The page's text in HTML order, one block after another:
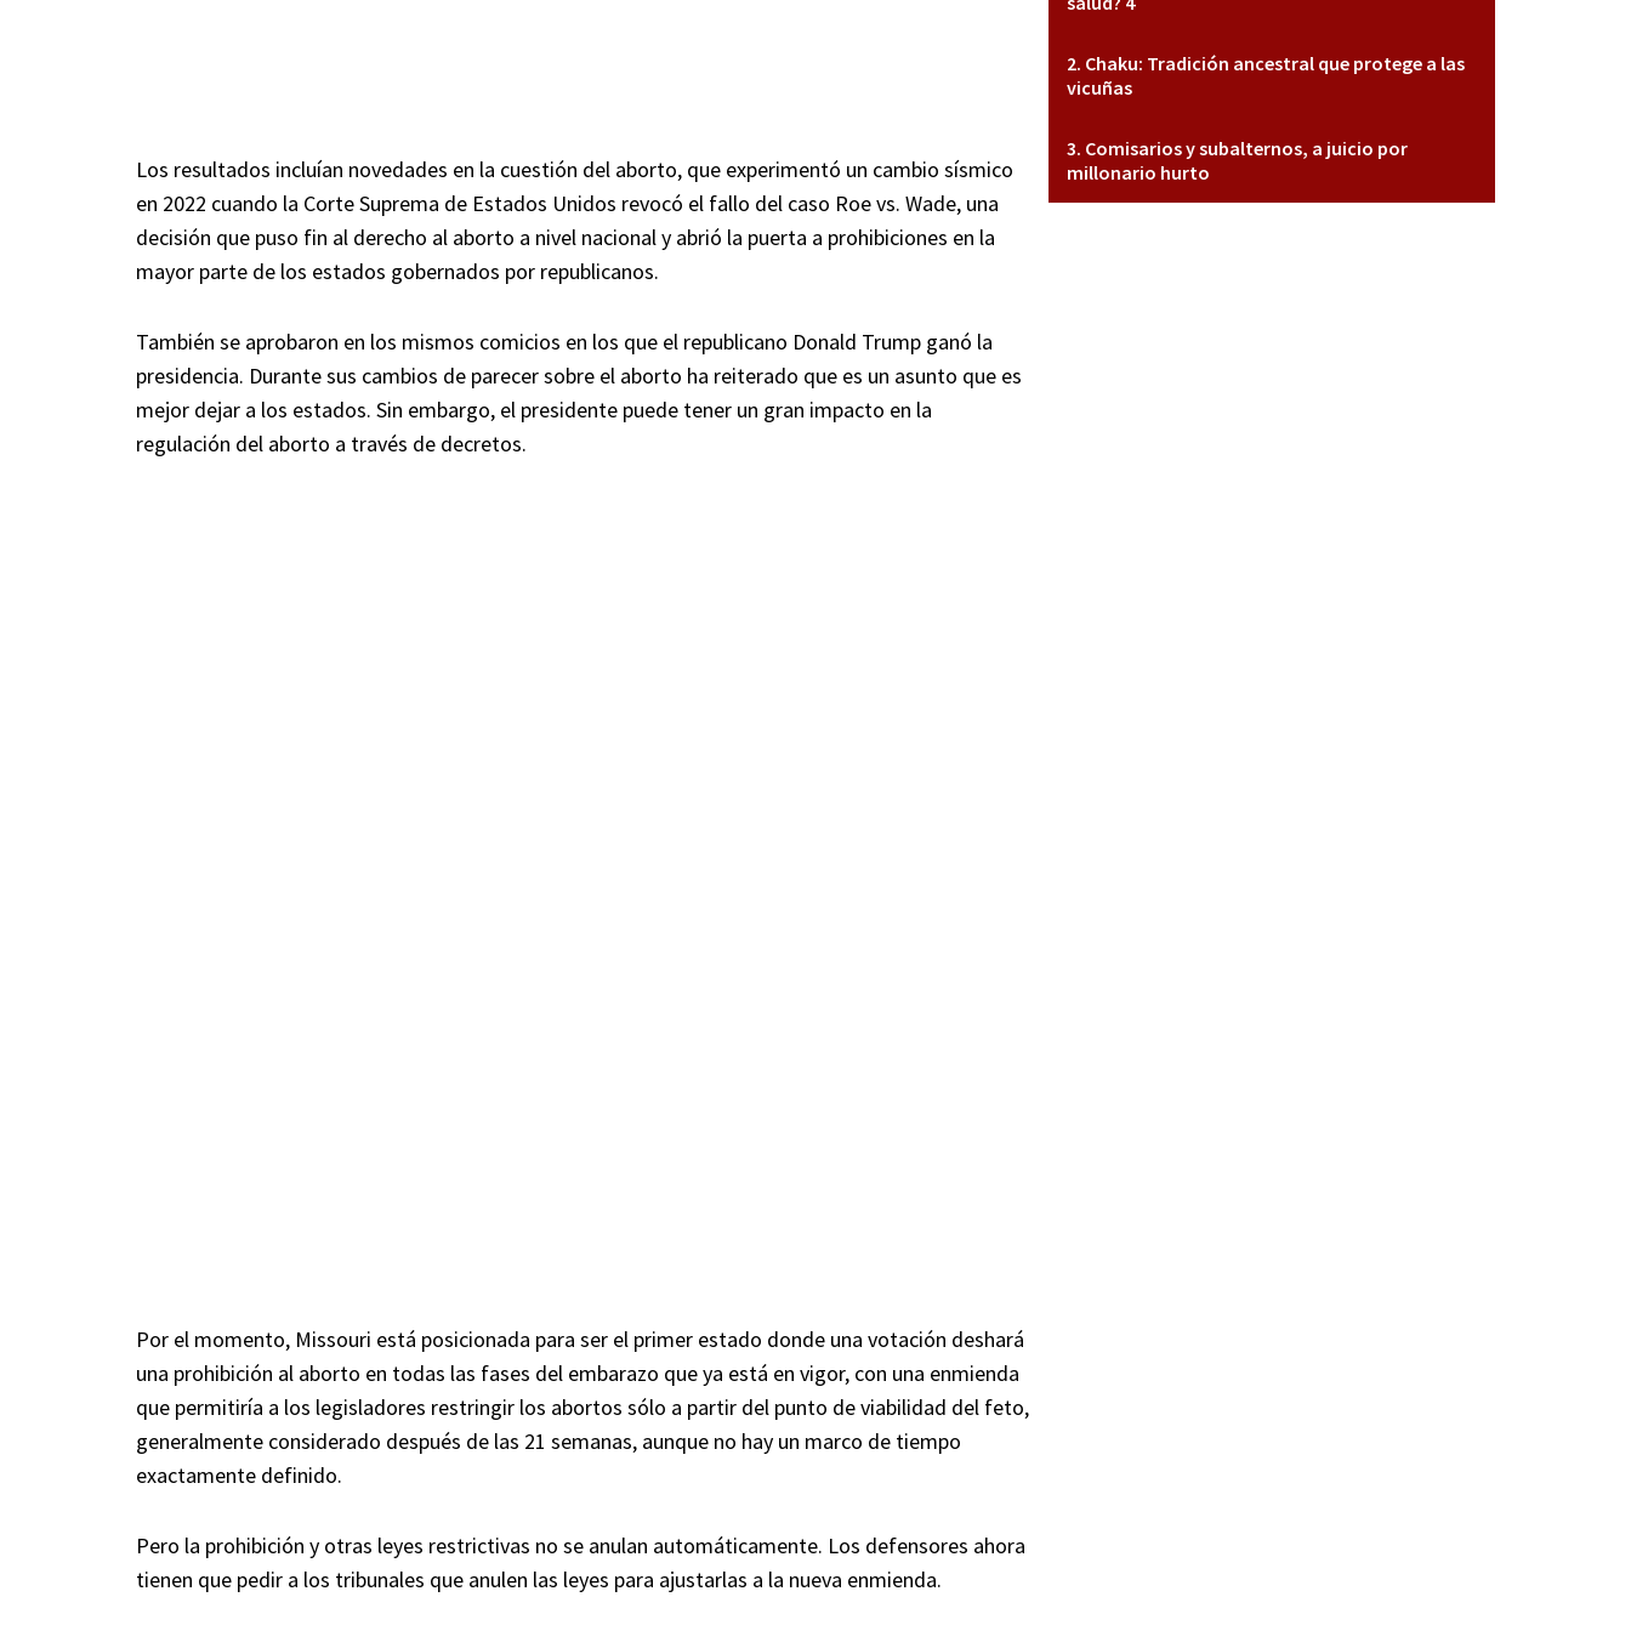
Los resultados incluían novedades en la cuestión del aborto, que experimentó un cambio sísmico
en 2022 cuando la Corte Suprema de Estados Unidos revocó el fallo del caso Roe vs. Wade, una
decisión que puso fin al derecho al aborto a nivel nacional y abrió la puerta a prohibiciones en la
mayor parte de los estados gobernados por republicanos.
También se aprobaron en los mismos comicios en los que el republicano Donald Trump ganó la
presidencia. Durante sus cambios de parecer sobre el aborto ha reiterado que es un asunto que es
mejor dejar a los estados. Sin embargo, el presidente puede tener un gran impacto en la
regulación del aborto a través de decretos.
Por el momento, Missouri está posicionada para ser el primer estado donde una votación deshará
una prohibición al aborto en todas las fases del embarazo que ya está en vigor, con una enmienda
que permitiría a los legisladores restringir los abortos sólo a partir del punto de viabilidad del feto,
generalmente considerado después de las 21 semanas, aunque no hay un marco de tiempo
exactamente definido.
Pero la prohibición y otras leyes restrictivas no se anulan automáticamente. Los defensores ahora
tienen que pedir a los tribunales que anulen las leyes para ajustarlas a la nueva enmienda.
Chaku: Tradición ancestral que protege a las
vicuñas
Comisarios y subalternos, a juicio por
millonario hurto